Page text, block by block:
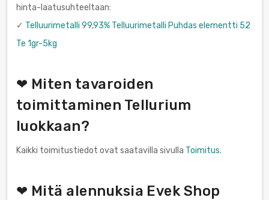
hinta-laatusuhteeltaan:
✓ Telluurimetalli 99,93% Telluurimetalli Puhdas elementti 52
Te 1gr-5kg
❤ Miten tavaroiden
toimittaminen Tellurium
luokkaan?
Kaikki toimitustiedot ovat saatavilla sivulla Toimitus.
❤ Mitä alennuksia Evek Shop